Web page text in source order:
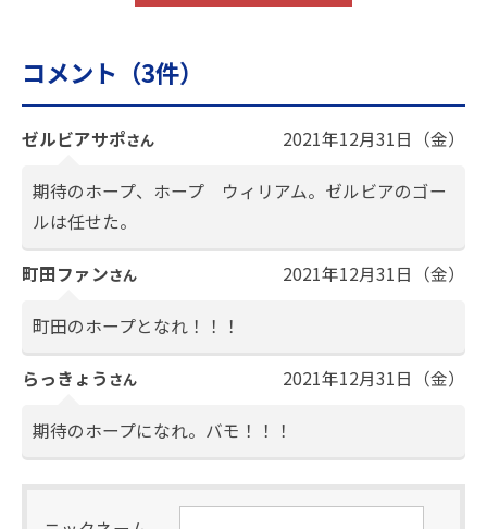
コメント（3件）
ゼルビアサポさん 2021年12月31日（金）
期待のホープ、ホープ ウィリアム。ゼルビアのゴー
ルは任せた。
町田ファンさん 2021年12月31日（金）
町田のホープとなれ！！！
らっきょう さん 2021年12月31日（金）
期待のホープになれ。バモ！！！